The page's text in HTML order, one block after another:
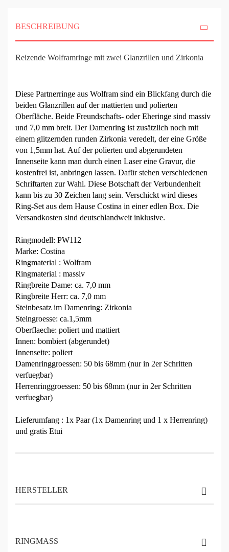
BESCHREIBUNG
Reizende Wolframringe mit zwei Glanzrillen und Zirkonia
Diese Partnerringe aus Wolfram sind ein Blickfang durch die
beiden Glanzrillen auf der mattierten und polierten
Oberfläche. Beide Freundschafts- oder Eheringe sind massiv
und 7,0 mm breit. Der Damenring ist zusätzlich noch mit
einem glitzernden runden Zirkonia veredelt, der eine Größe
von 1,5mm hat. Auf der polierten und abgerundeten
Innenseite kann man durch einen Laser eine Gravur, die
kostenfrei ist, anbringen lassen. Dafür stehen verschiedenen
Schriftarten zur Wahl. Diese Botschaft der Verbundenheit
kann bis zu 30 Zeichen lang sein. Verschickt wird dieses
Ring-Set aus dem Hause Costina in einer edlen Box. Die
Versandkosten sind deutschlandweit inklusive.
Ringmodell: PW112
Marke: Costina
Ringmaterial : Wolfram
Ringmaterial : massiv
Ringbreite Dame: ca. 7,0 mm
Ringbreite Herr: ca. 7,0 mm
Steinbesatz im Damenring: Zirkonia
Steingroesse: ca.1,5mm
Oberflaeche: poliert und mattiert
Innen: bombiert (abgerundet)
Innenseite: poliert
Damenringgroessen: 50 bis 68mm (nur in 2er Schritten
verfuegbar)
Herrenringgroessen: 50 bis 68mm (nur in 2er Schritten
verfuegbar)
Lieferumfang : 1x Paar (1x Damenring und 1 x Herrenring)
und gratis Etui
HERSTELLER
RINGMASS